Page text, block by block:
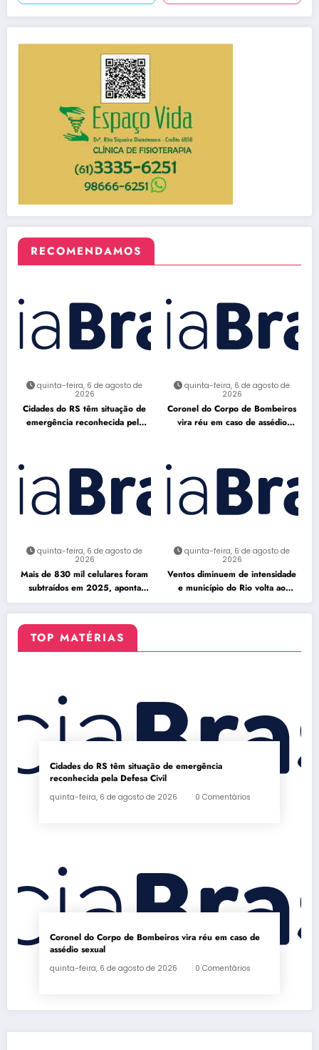
RECOMENDAMOS
quinta-feira, 6 de agosto de
2026
Cidades do RS têm situação de
emergência reconhecida pela
quinta-feira, 6 de agosto de
2026
Coronel do Corpo de Bombeiros
vira réu em caso de assédio
quinta-feira, 6 de agosto de
2026
Mais de 830 mil celulares foram
subtraídos em 2025, aponta
relatório
quinta-feira, 6 de agosto de
2026
Ventos diminuem de intensidade
e município do Rio volta ao
Estágio 1
TOP MATÉRIAS
Cidades do RS têm situação de emergência
reconhecida pela Defesa Civil
quinta-feira, 6 de agosto de 2026 0 Comentários
Coronel do Corpo de Bombeiros vira réu em caso de
assédio sexual
quinta-feira, 6 de agosto de 2026 0 Comentários